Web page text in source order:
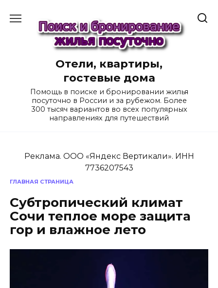
содержанию
Отели, квартиры,
гостевые дома
Помощь в поиске и бронировании жилья
посуточно в России и за рубежом. Более
300 тысяч вариантов во всех популярных
направлениях для путешествий
Реклама. ООО «Яндекс Вертикали». ИНН
7736207543
ГЛАВНАЯ СТРАНИЦА
Субтропический климат
Сочи теплое море защита
гор и влажное лето